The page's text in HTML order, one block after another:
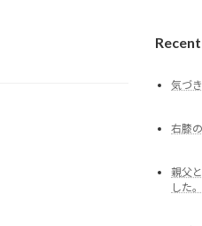
気づ
右膝
親父
した。